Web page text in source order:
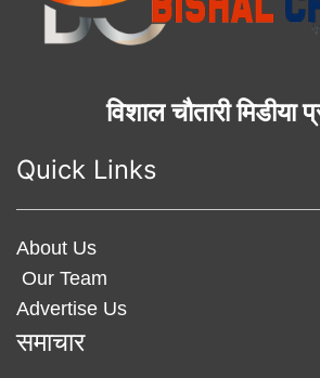
विशाल चौतारी मिडीया
Quick Links
About Us
Our Team
Advertise Us
समाचार